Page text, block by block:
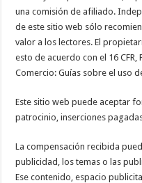
una comisión de afiliado.
de este sitio web sólo
valor a los lectores. El
esto de acuerdo con el 16
Comercio: Guías sobre el uso
Este sitio web puede aceptar
patrocinio, inserciones
La compensación recibida
publicidad, los temas o las
Ese contenido, espacio